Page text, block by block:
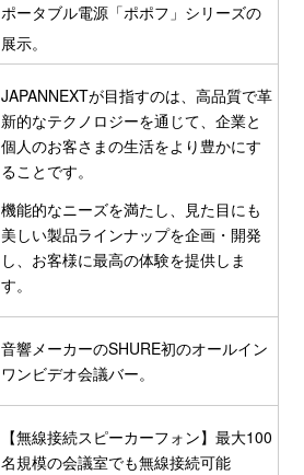
ポータブル電源「ポポフ」シリーズの
展示。
JAPANNEXTが目指すのは、高品質で革
新的なテクノロジーを通じて、企業と
個人のお客さまの生活をより豊かにす
ることです。
機能的なニーズを満たし、見た目にも
美しい製品ラインナップを企画・開発
し、お客様に最高の体験を提供しま
す。
音響メーカーのSHURE初のオールイン
ワンビデオ会議バー。
【無線接続スピーカーフォン】最大100
名規模の会議室でも無線接続可能